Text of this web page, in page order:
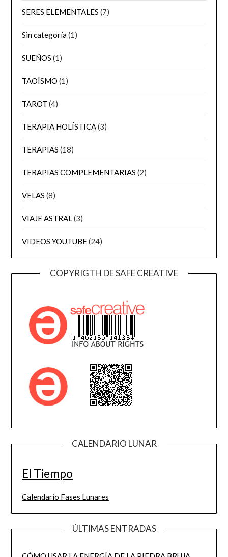
SERES ELEMENTALES (7)
Sin categoría(1)
SUEÑOS (1)
TAOÍSMO (1)
TAROT (4)
TERAPIA HOLÍSTICA(3)
TERAPIAS (18)
TERAPIAS COMPLEMENTARIAS (2)
VELAS (8)
VIAJE ASTRAL(3)
VIDEOS YOUTUBE(24)
COPYRIGTH DE SAFE CREATIVE
CALENDARIO LUNAR
El Tiempo
Calendario Fases Lunares
ÚLTIMAS ENTRADAS